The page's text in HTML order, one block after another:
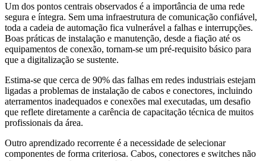
Um dos pontos centrais observados é a importância de uma rede
segura e íntegra. Sem uma infraestrutura de comunicação confiável,
toda a cadeia de automação fica vulnerável a falhas e interrupções.
Boas práticas de instalação e manutenção, desde a fiação até os
equipamentos de conexão, tornam-se um pré-requisito básico para
que a digitalização se sustente.
Estima-se que cerca de 90% das falhas em redes industriais estejam
ligadas a problemas de instalação de cabos e conectores, incluindo
aterramentos inadequados e conexões mal executadas, um desafio
que reflete diretamente a carência de capacitação técnica de muitos
profissionais da área.
Outro aprendizado recorrente é a necessidade de selecionar
componentes de forma criteriosa. Cabos, conectores e switches não